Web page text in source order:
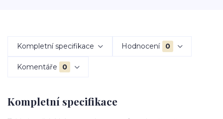
Kompletní specifikace Hodnocení 0
Komentáře 0
Kompletní specifikace